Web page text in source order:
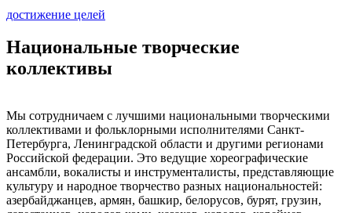
достижение целей
Национальные творческие
коллективы
Мы сотрудничаем с лучшими национальными творческими
коллективами и фольклорными исполнителями Санкт-
Петербурга, Ленинградской области и другими регионами
Российской федерации. Это ведущие хореографические
ансамбли, вокалисты и инструменталисты, представляющие
культуру и народное творчество разных национальностей:
азербайджанцев, армян, башкир, белорусов, бурят, грузин,